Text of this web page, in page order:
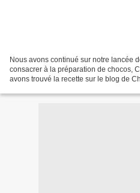
Nous avons continué sur notre lancée
consacrer à la préparation de chocos,
avons trouvé la recette sur le blog de